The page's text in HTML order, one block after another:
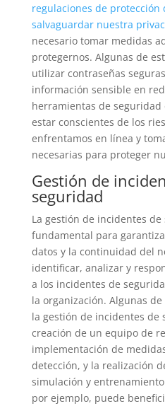
regulaciones de protección
salvaguardar nuestra
necesario tomar medidas
protegernos. Algunas de
utilizar contraseñas
información sensible en
herramientas de
estar conscientes de los
enfrentamos en línea y
necesarias para proteger
Gestión de
seguridad
La gestión de incidentes
fundamental para
datos y la continuidad del
identificar, analizar y
a los incidentes de
la organización. Algunas
la gestión de incidentes de
creación de un equipo de
implementación de
detección, y la realización
simulación y
por ejemplo, puede